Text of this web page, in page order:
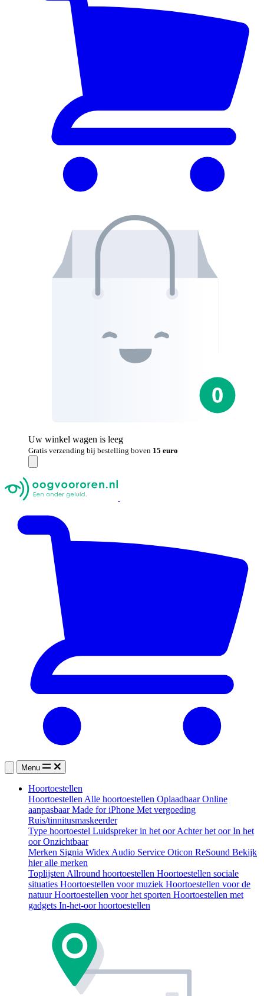
Uw winkel wagen is leeg
Gratis verzending bij bestelling boven 15 euro
Menu
Hoortoestellen
HoortoestellenAlle hoortoestellen OplaadbaarOnline
aanpasbaarMade for iPhone Met vergoeding
Ruis/tinnitusmaskeerder
Type hoortoestel Luidspreker in het oorAchter het oorIn het
oorOnzichtbaar
Merken Signia WidexAudio Service Oticon ReSound Bekijk
hier alle merken
ToplijstenAllround hoortoestellen Hoortoestellen sociale
situaties Hoortoestellen voor muziek Hoortoestellen voor de
natuurHoortoestellen voor het sporten Hoortoestellen met
gadgets In-het-oor hoortoestellen